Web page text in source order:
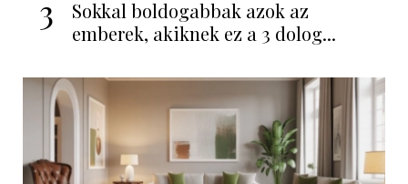
3
Sokkal boldogabbak azok az
emberek, akiknek ez a 3 dolog...